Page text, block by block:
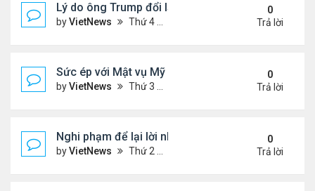
Lý do ông Trump đổi lập trường về lãnh thổ
byVietNews Thứ 4 Tháng 9 24, 2025 4:44 pm
0
Trả lời
Sức ép với Mật vụ Mỹ khi bảo vệ lễ tưởng niệm
byVietNews Thứ 3 Tháng 9 16, 2025 5:42 pm
0
Trả lời
Nghi phạm để lại lời nhắn trước khi ám sát Charlie
byVietNews Thứ 2 Tháng 9 15, 2025 4:33 pm
0
Trả lời